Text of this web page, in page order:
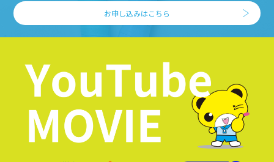
お申し込みはこちら